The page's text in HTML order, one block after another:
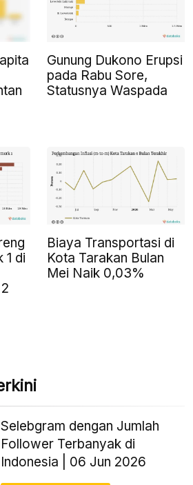
Gunung Dukono Erupsi
pada Rabu Sore,
Statusnya Waspada
1 di
Biaya Transportasi di
Kota Tarakan Bulan
Mei Naik 0,03%
Selebgram dengan Jumlah
Follower Terbanyak di
Indonesia | 06 Jun 2026